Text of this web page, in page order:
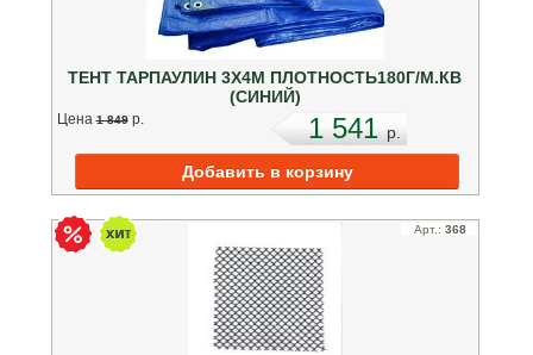
ТЕНТ ТАРПАУЛИН 3Х4М ПЛОТНОСТЬ180Г/М.КВ
(СИНИЙ)
Цена 1 849 p. 1 541p.
Арт.: 368